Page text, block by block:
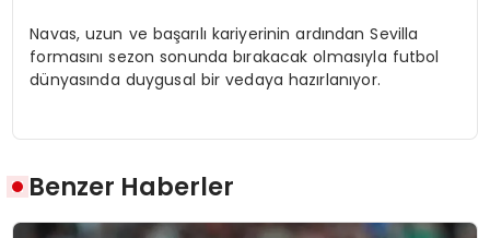
Navas, uzun ve başarılı kariyerinin ardından Sevilla
formasını sezon sonunda bırakacak olmasıyla futbol
dünyasında duygusal bir vedaya hazırlanıyor.
Benzer Haberler